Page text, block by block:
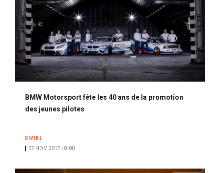
BMW Motorsport fête les 40 ans de la promotion
des jeunes pilotes
DIVERS
27 NOV. 2017 • 8:00